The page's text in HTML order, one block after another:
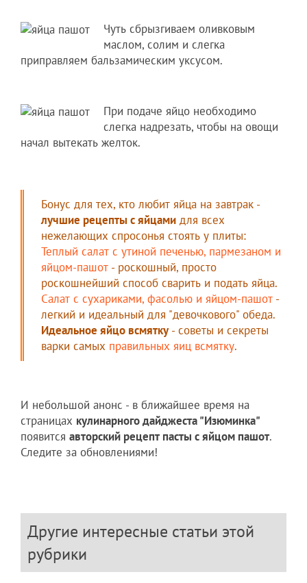
Чуть сбрызгиваем оливковым
маслом, солим и слегка
приправляем бальзамическим уксусом.
При подаче яйцо необходимо
слегка надрезать, чтобы на овощи
начал вытекать желток.
Бонус для тех, кто любит яйца на завтрак -
лучшие рецепты с яйцами для всех
нежелающих спросонья стоять у плиты:
Теплый салат с утиной печенью, пармезаном и
яйцом-пашот - роскошный, просто
роскошнейший способ сварить и подать яйца.
Салат с сухариками, фасолью и яйцом-пашот -
легкий и идеальный для "девочкового" обеда.
Идеальное яйцо всмятку- советы и секреты
варки самых правильных яиц всмятку.
И небольшой анонс - в ближайшее время на
страницах кулинарного дайджеста "Изюминка"
появится авторский рецепт пасты с яйцом пашот.
Следите за обновлениями!
Другие интересные статьи этой
рубрики